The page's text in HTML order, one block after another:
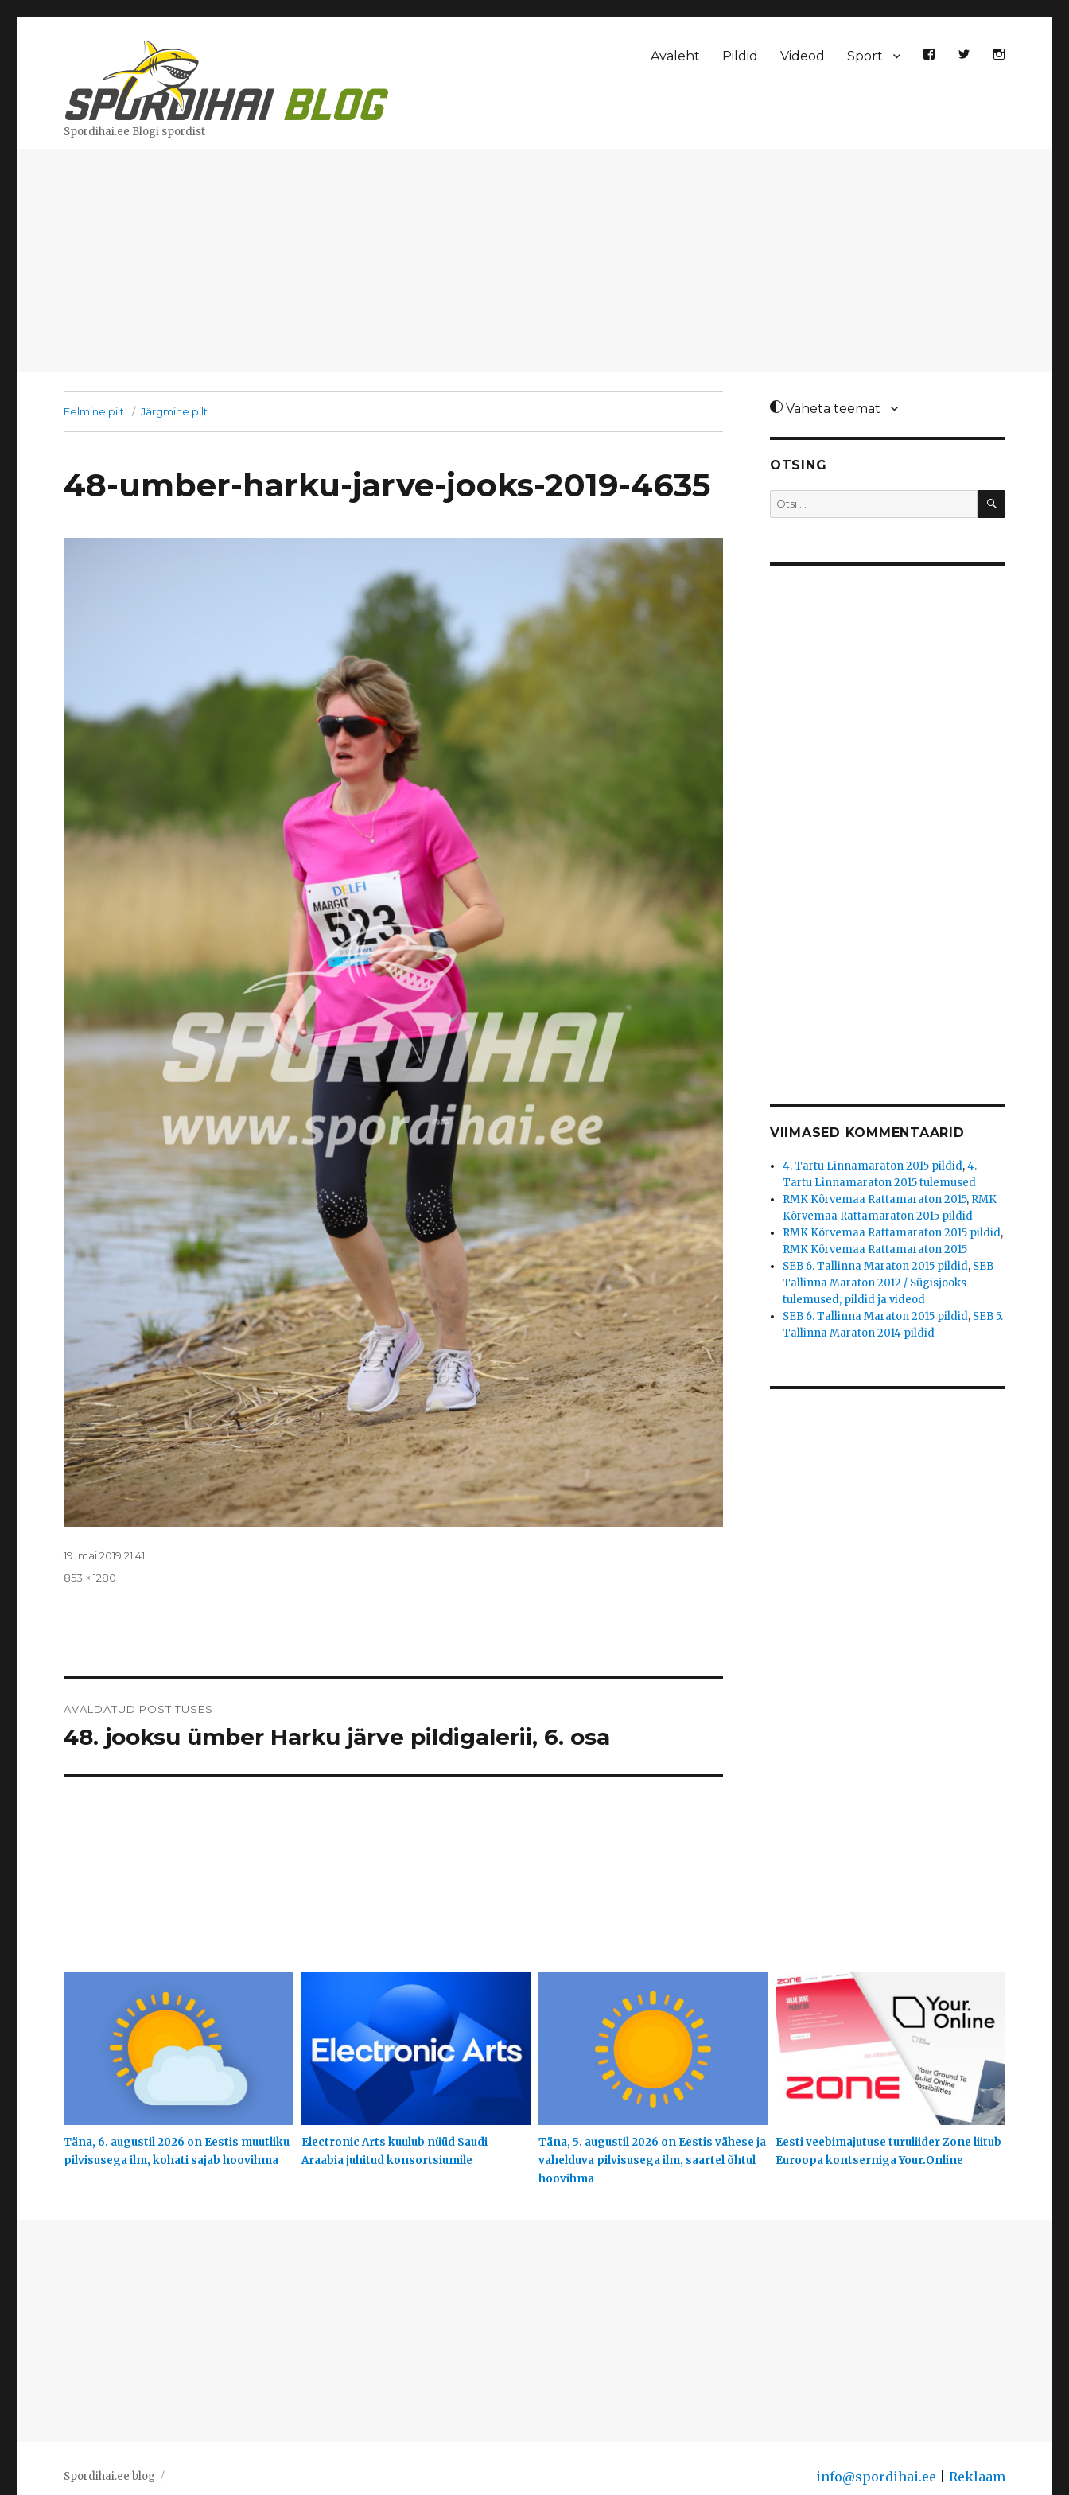
Spordihai.ee Blogi spordist
Avaleht Pildid Videod Sport
Eelmine pilt Järgmine pilt
48-umber-harku-jarve-jooks-2019-4635
Postitatud
19. mai 2019 21:41
Täissuurus
853 × 1280
AVALDATUD POSTITUSES
48. jooksu ümber Harku järve pildigalerii, 6. osa
Vaheta teemat
OTSING
Otsi: OTSI
VIIMASED KOMMENTAARID
4. Tartu Linnamaraton 2015 pildid,4.
Tartu Linnamaraton 2015 tulemused
RMK Kõrvemaa Rattamaraton 2015, RMK
Kõrvemaa Rattamaraton 2015 pildid
RMK Kõrvemaa Rattamaraton 2015 pildid,
RMK Kõrvemaa Rattamaraton 2015
SEB 6. Tallinna Maraton 2015 pildid, SEB
Tallinna Maraton 2012 / Sügisjooks
tulemused, pildid ja videod
SEB 6. Tallinna Maraton 2015 pildid, SEB 5.
Tallinna Maraton 2014 pildid
Täna, 6. augustil 2026 on Eestis muutliku
pilvisusega ilm, kohati sajab hoovihma
Electronic Arts kuulub nüüd Saudi
Araabia juhitud konsortsiumile
Täna, 5. augustil 2026 on Eestis vähese ja
vahelduva pilvisusega ilm, saartel õhtul
hoovihma
Eesti veebimajutuse turuliider Zone liitub
Euroopa kontserniga Your.Online
Spordihai.ee blog info@spordihai.ee Reklaam